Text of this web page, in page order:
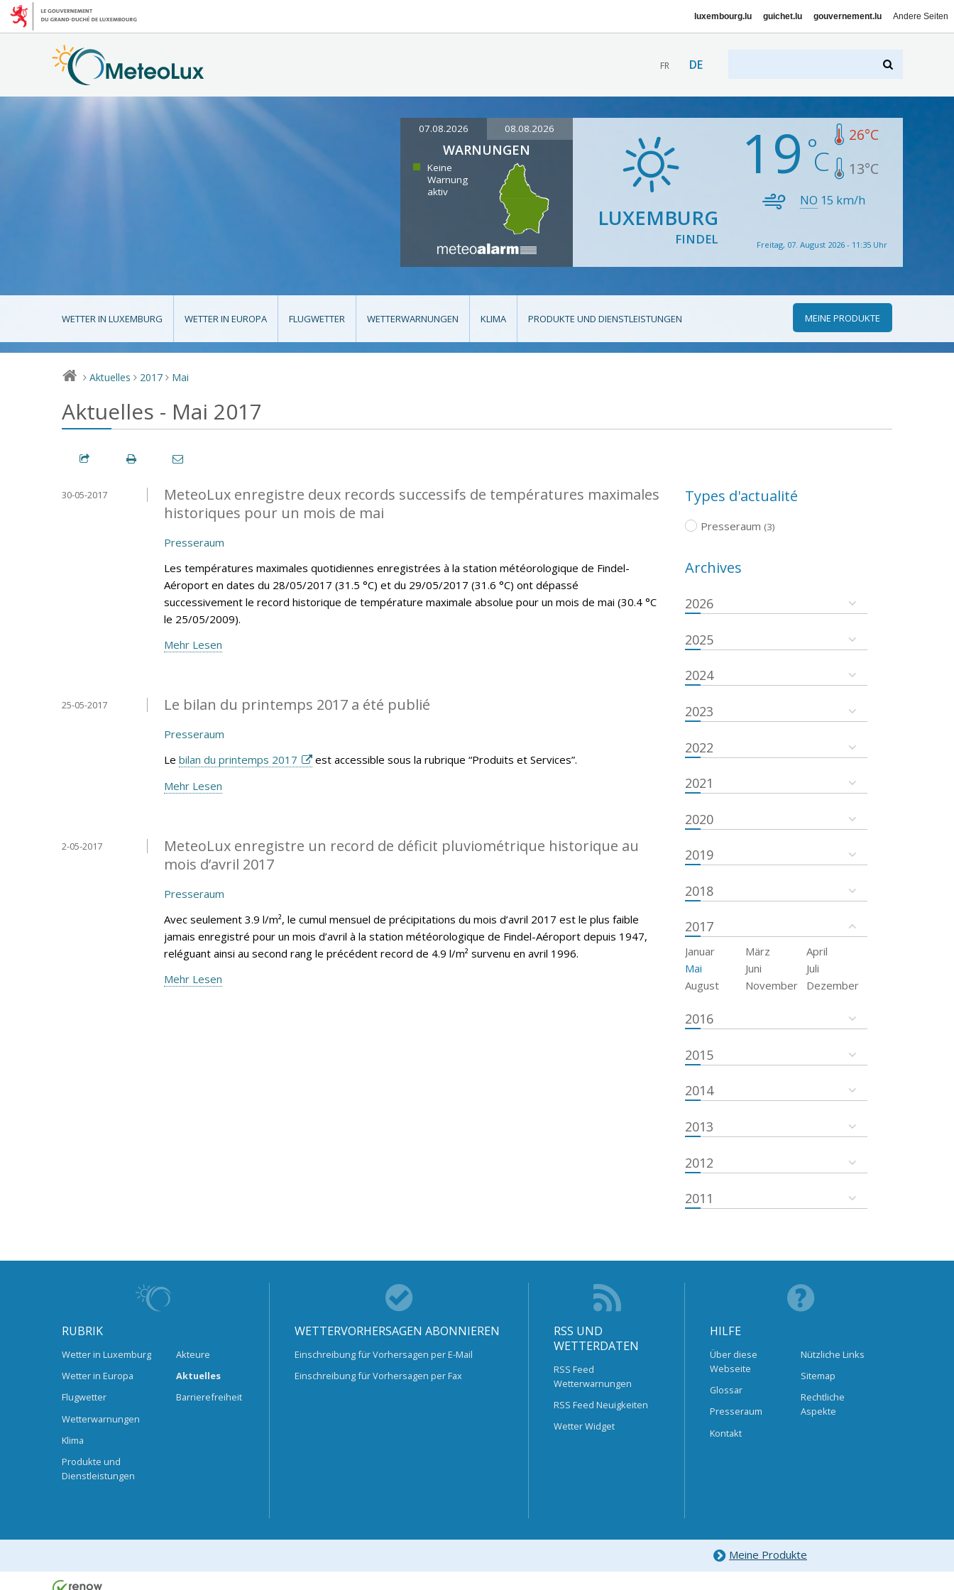
luxembourg.lu guichet.lu gouvernement.lu Andere Seiten
FR DE
07.08.2026 08.08.2026
WARNUNGEN
Keine
Warnung
aktiv
LUXEMBURG
FINDEL
19 26°C
13°C
NO 15 km/h
Freitag, 07. August 2026 - 11:35 Uhr
WETTER IN LUXEMBURG WETTER IN EUROPA FLUGWETTER WETTERWARNUNGEN KLIMA PRODUKTE UND DIENSTLEISTUNGEN MEINE PRODUKTE
> Aktuelles > 2017 > Mai
Aktuelles - Mai 2017
MeteoLux enregistre deux records successifs de températures maximales
historiques pour un mois de mai
30-05-2017
Presseraum
Les températures maximales quotidiennes enregistrées à la station météorologique de Findel-
Aéroport en dates du 28/05/2017 (31.5 °C) et du 29/05/2017 (31.6 °C) ont dépassé
successivement le record historique de température maximale absolue pour un mois de mai (30.4 °C
le 25/05/2009).
Mehr Lesen
Le bilan du printemps 2017 a été publié
25-05-2017
Presseraum
Le bilan du printemps 2017
est accessible sous la rubrique “Produits et Services”.
Mehr Lesen
MeteoLux enregistre un record de déficit pluviométrique historique au
mois d’avril 2017
2-05-2017
Presseraum
Avec seulement 3.9 l/m², le cumul mensuel de précipitations du mois d’avril 2017 est le plus faible
jamais enregistré pour un mois d’avril à la station météorologique de Findel-Aéroport depuis 1947,
reléguant ainsi au second rang le précédent record de 4.9 l/m² survenu en avril 1996.
Mehr Lesen
Types d'actualité
Presseraum (3)
Archives
2026
2025
2024
2023
2022
2021
2020
2019
2018
2017
Januar März
April
Mai
Juni
Juli
August
November Dezember
2016
2015
2014
2013
2012
2011
RUBRIK
Wetter in Luxemburg
Wetter in Europa
Flugwetter
Wetterwarnungen
Klima
Produkte und
Dienstleistungen
Akteure
Aktuelles
Barrierefreiheit
WETTERVORHERSAGEN ABONNIEREN
Einschreibung für Vorhersagen per E-Mail
Einschreibung für Vorhersagen per Fax
RSS UND
WETTERDATEN
RSS Feed
Wetterwarnungen
RSS Feed Neuigkeiten
Wetter Widget
HILFE
Über diese
Webseite
Glossar
Presseraum
Kontakt
Nützliche Links
Sitemap
Rechtliche
Aspekte
Meine Produkte